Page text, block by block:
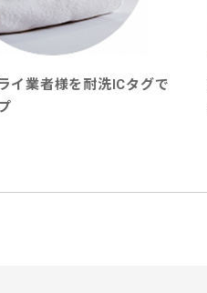
イ業者様を耐洗ICタグで